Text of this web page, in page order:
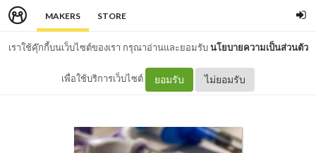
MAKERS STORE
เราใช้คุ๊กกี้บนเว็บไซต์ของเรา กรุณาอ่านและยอมรับนโยบายความเป็นส่วนตัว
เพื่อใช้บริการเว็บไซต์ ยอมรับ ไม่ยอมรับ